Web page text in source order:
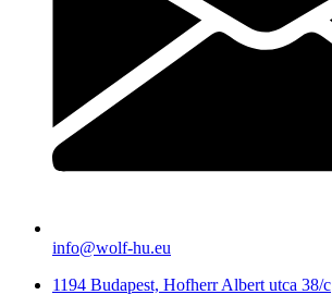
info@wolf-hu.eu
1194 Budapest, Hofherr Albert utca 38/c